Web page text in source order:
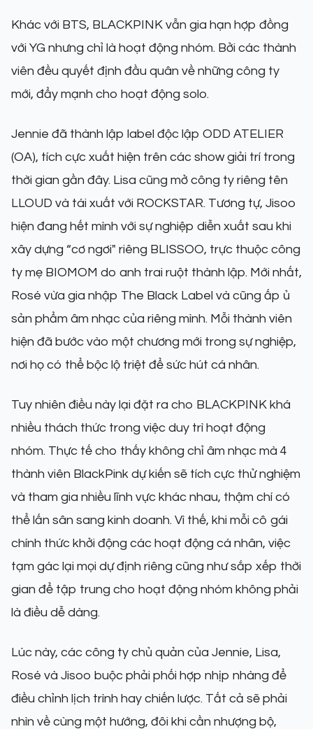
Khác với BTS, BLACKPINK vẫn gia hạn hợp đồng
với YG nhưng chỉ là hoạt động nhóm. Bởi các thành
viên đều quyết định đầu quân về những công ty
mới, đẩy mạnh cho hoạt động solo.
Jennie đã thành lập label độc lập ODD ATELIER
(OA), tích cực xuất hiện trên các show giải trí trong
thời gian gần đây. Lisa cũng mở công ty riêng tên
LLOUD và tái xuất với ROCKSTAR. Tương tự, Jisoo
hiện đang hết mình với sự nghiệp diễn xuất sau khi
xây dựng “cơ ngơi" riêng BLISSOO, trực thuộc công
ty mẹ BIOMOM do anh trai ruột thành lập. Mới nhất,
Rosé vừa gia nhập The Black Label và cũng ấp ủ
sản phẩm âm nhạc của riêng mình. Mỗi thành viên
hiện đã bước vào một chương mới trong sự nghiệp,
nơi họ có thể bộc lộ triệt để sức hút cá nhân.
Tuy nhiên điều này lại đặt ra cho BLACKPINK khá
nhiều thách thức trong việc duy trì hoạt động
nhóm. Thực tế cho thấy không chỉ âm nhạc mà 4
thành viên BlackPink dự kiến sẽ tích cực thử nghiệm
và tham gia nhiều lĩnh vực khác nhau, thậm chí có
thể lấn sân sang kinh doanh. Vì thế, khi mỗi cô gái
chính thức khởi động các hoạt động cá nhân, việc
tạm gác lại mọi dự định riêng cũng như sắp xếp thời
gian để tập trung cho hoạt động nhóm không phải
là điều dễ dàng.
Lúc này, các công ty chủ quản của Jennie, Lisa,
Rosé và Jisoo buộc phải phối hợp nhịp nhàng để
điều chỉnh lịch trình hay chiến lược. Tất cả sẽ phải
nhìn về cùng một hướng, đôi khi cần nhượng bộ,